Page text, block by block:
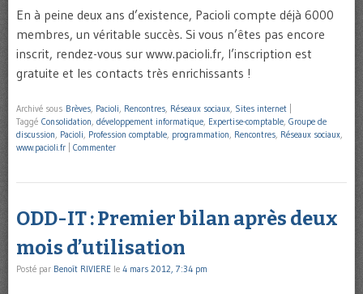
En à peine deux ans d’existence, Pacioli compte déjà 6000
membres, un véritable succès. Si vous n’êtes pas encore
inscrit, rendez-vous sur www.pacioli.fr, l’inscription est
gratuite et les contacts très enrichissants !
Archivé sous Brèves, Pacioli, Rencontres, Réseaux sociaux, Sites internet
Taggé Consolidation, développement informatique, Expertise-comptable, Groupe de
discussion, Pacioli, Profession comptable, programmation, Rencontres, Réseaux sociaux,
www.pacioli.fr
Commenter
ODD-IT : Premier bilan après deux
mois d’utilisation
Posté par Benoît RIVIERE le 4 mars 2012, 7:34 pm